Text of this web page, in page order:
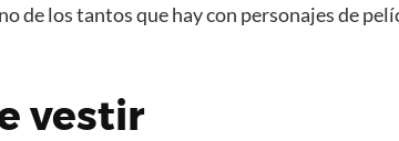
de los tantos que hay con personajes de
vestir